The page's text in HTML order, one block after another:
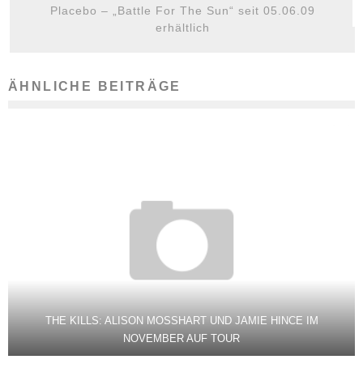
Placebo – „Battle For The Sun“ seit 05.06.09
erhältlich
ÄHNLICHE BEITRÄGE
THE KILLS: ALISON MOSSHART UND JAMIE HINCE IM
NOVEMBER AUF TOUR